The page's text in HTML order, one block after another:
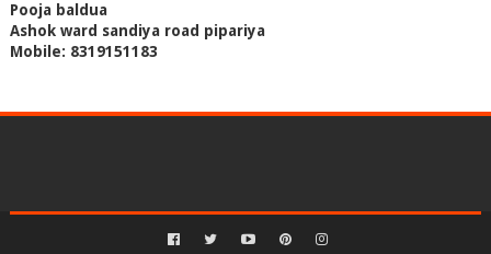
Pooja baldua
Ashok ward sandiya road pipariya
Mobile: 8319151183